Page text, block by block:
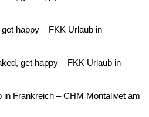
happy – FKK Urlaub in
get happy – FKK Urlaub in
in Frankreich – CHM Montalivet am